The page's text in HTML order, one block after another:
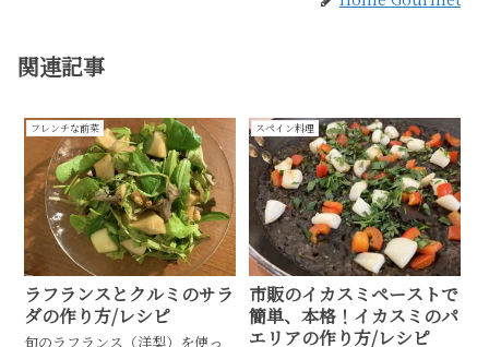
関連記事
フレンチな前菜
ラフランスとクルミのサラ
ダの作り方/レシピ
旬のラフランス（洋梨）を使っ
スペイン料理
市販のイカスミペーストで
簡単、本格！イカスミのパ
エリアの作り方/レシピ